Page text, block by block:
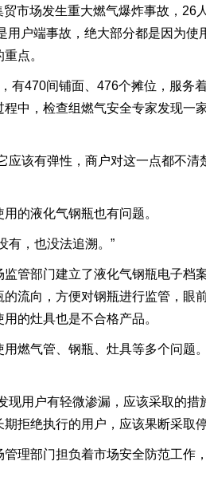
市场发生重大燃气爆炸事故，26
户端事故，绝大部分都是因为
点。
有470间铺面、476个摊位，服务
中，检查组燃气安全专家发现一
应该有弹性，商户对这一点都不
的液化气钢瓶也有问题。
有，也没法追溯。”
管部门建立了液化气钢瓶电子档
流向，方便对钢瓶进行监管，眼
的灶具也是不合格产品。
燃气管、钢瓶、灶具等多个问题
现用户有轻微渗漏，应该采取的
拒绝执行的用户，应该果断采取
理部门担负着市场安全防范工作